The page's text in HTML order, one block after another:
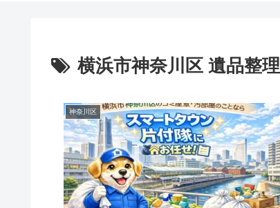
横浜市神奈川区 遺品整理
神奈川区